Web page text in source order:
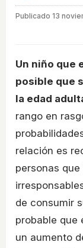
Publicado 13
Un niño que
posible que
la edad
rango en
relación es
personas
de consumir
probable que
un aumento